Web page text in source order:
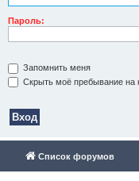
Пароль:
Запомнить меня
Скрыть моё пребывание на
Список форумов